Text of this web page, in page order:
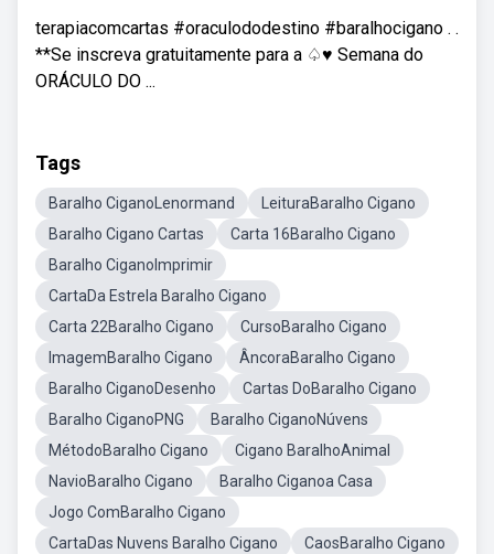
terapiacomcartas #oraculododestino #baralhocigano . .
**Se inscreva gratuitamente para a ♤♥ Semana do
ORÁCULO DO ...
Tags
Baralho CiganoLenormand
LeituraBaralho Cigano
Baralho Cigano Cartas
Carta 16Baralho Cigano
Baralho CiganoImprimir
CartaDa Estrela Baralho Cigano
Carta 22Baralho Cigano
CursoBaralho Cigano
ImagemBaralho Cigano
ÂncoraBaralho Cigano
Baralho CiganoDesenho
Cartas DoBaralho Cigano
Baralho CiganoPNG
Baralho CiganoNúvens
MétodoBaralho Cigano
Cigano BaralhoAnimal
NavioBaralho Cigano
Baralho Ciganoa Casa
Jogo ComBaralho Cigano
CartaDas Nuvens Baralho Cigano
CaosBaralho Cigano